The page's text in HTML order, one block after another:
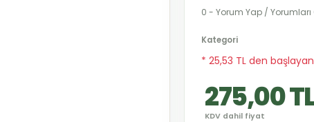
0 - Yorum Yap / Yorumları
Kategori
* 25,53 TL den
275,00
KDV dahil fiyat